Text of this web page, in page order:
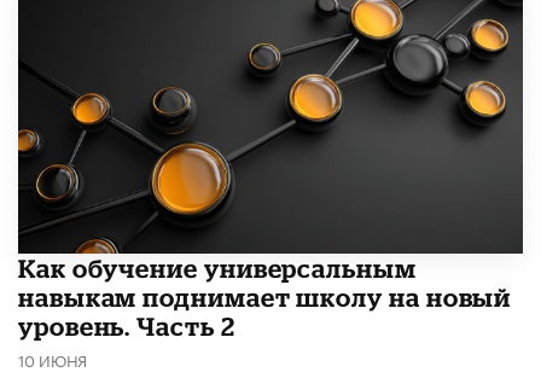
​Как обучение универсальным
навыкам поднимает школу на новый
уровень. Часть 2
10 ИЮНЯ